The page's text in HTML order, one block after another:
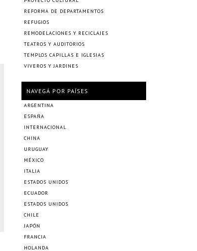
REFORMA DE DEPARTAMENTOS
REFUGIOS
REMODELACIONES Y RECICLAJES
TEATROS Y AUDITORIOS
TEMPLOS CAPILLAS E IGLESIAS
VIVEROS Y JARDINES
NAVEGÁ POR PAÍSES
ARGENTINA
ESPAÑA
INTERNACIONAL
CHINA
URUGUAY
MÉXICO
ITALIA
ESTADOS UNIDOS
ECUADOR
ESTADOS UNIDOS
CHILE
JAPÓN
FRANCIA
HOLANDA